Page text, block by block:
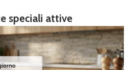
speciali attive